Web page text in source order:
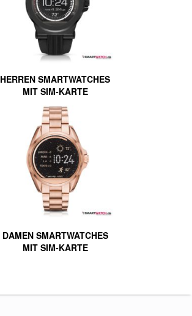
HERREN SMARTWATCHES
MIT SIM-KARTE
DAMEN SMARTWATCHES
MIT SIM-KARTE